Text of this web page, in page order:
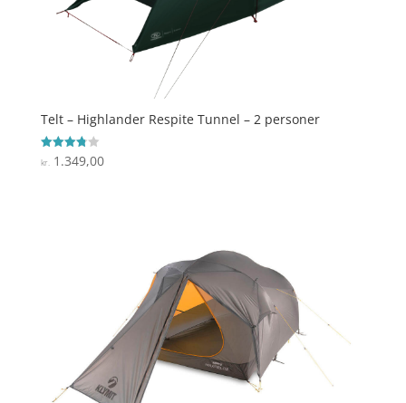
Telt – Highlander Respite Tunnel – 2 personer
Vurderet
3.8
kr. 1.349,00